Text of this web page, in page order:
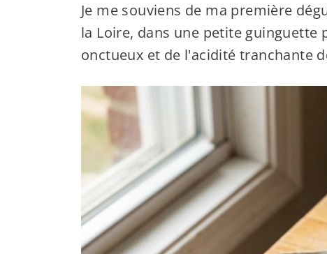
Je me souviens de ma première
la Loire, dans une petite guinguette
onctueux et de l'acidité tranchante